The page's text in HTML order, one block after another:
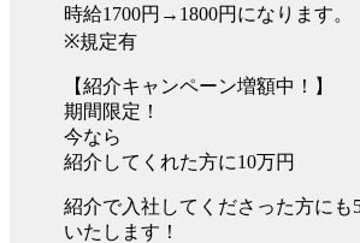
時給1700円→1800円になります
※規定有
【紹介キャンペーン増額中！】
期間限定！
今なら
紹介してくれた方に10万円
紹介で入社してくださった方にも
いたします！